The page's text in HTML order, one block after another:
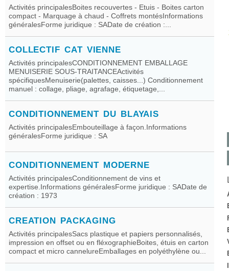
Activités principalesBoites recouvertes - Etuis - Boites carton
compact - Marquage à chaud - Coffrets montésInformations
généralesForme juridique : SADate de création :...
COLLECTIF CAT VIENNE
Activités principalesCONDITIONNEMENT EMBALLAGE
MENUISERIE SOUS-TRAITANCEActivités
spécifiquesMenuiserie(palettes, caisses...) Conditionnement
manuel : collage, pliage, agrafage, étiquetage,...
CONDITIONNEMENT DU BLAYAIS
Activités principalesEmbouteillage à façon.Informations
généralesForme juridique : SA
CONDITIONNEMENT MODERNE
Activités principalesConditionnement de vins et
expertise.Informations généralesForme juridique : SADate de
création : 1973
CREATION PACKAGING
Activités principalesSacs plastique et papiers personnalisés,
impression en offset ou en fléxographieBoites, étuis en carton
compact et micro cannelureEmballages en polyéthylène ou...